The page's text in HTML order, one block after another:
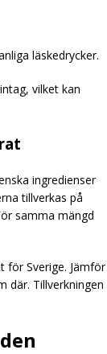
läskedrycker.
vilket kan
ingredienser
tillverkas på
samma mängd
för Sverige. Jämför
där. Tillverkningen